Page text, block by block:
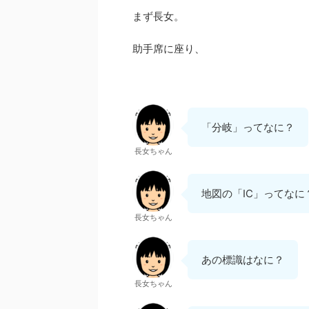
まず長女。
助手席に座り、
長女ちゃん
「分岐」ってなに？
長女ちゃん
地図の「IC」ってなに
長女ちゃん
あの標識はなに？